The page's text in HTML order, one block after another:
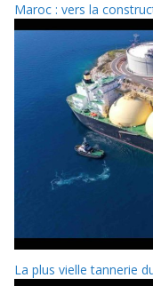
Maroc : vers la
La plus vielle tannerie